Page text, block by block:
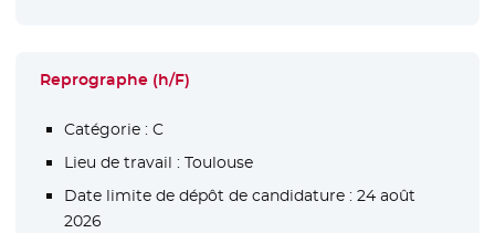
Reprographe (h/F)
Catégorie : C
Lieu de travail : Toulouse
Date limite de dépôt de candidature : 24 août
2026